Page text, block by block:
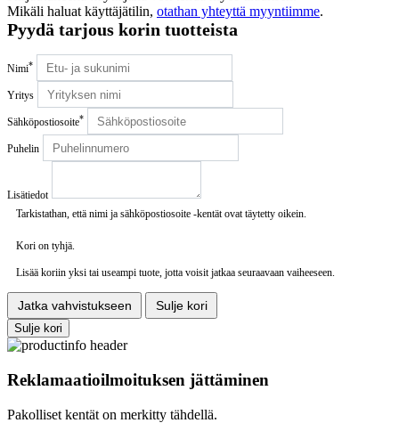
Mikäli haluat käyttäjätilin, otathan yhteyttä myyntiimme.
Pyydä tarjous korin tuotteista
Nimi*
Yritys
Sähköpostiosoite*
Puhelin
Lisätiedot
Tarkistathan, että nimi ja sähköpostiosoite -kentät ovat täytetty oikein.
Kori on tyhjä.
Lisää koriin yksi tai useampi tuote, jotta voisit jatkaa seuraavaan vaiheeseen.
Jatka vahvistukseen
Sulje kori
Sulje kori
Reklamaatioilmoituksen jättäminen
Pakolliset kentät on merkitty tähdellä.